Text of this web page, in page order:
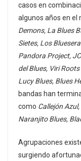
casos en
algunos años en el
Demons, La Blues
Sietes, Los
Pandora Project,
del Blues, Viri
Lucy Blues, Blues
bandas han
como Callejón
Naranjito Blues,
Agrupaciones
surgiendo